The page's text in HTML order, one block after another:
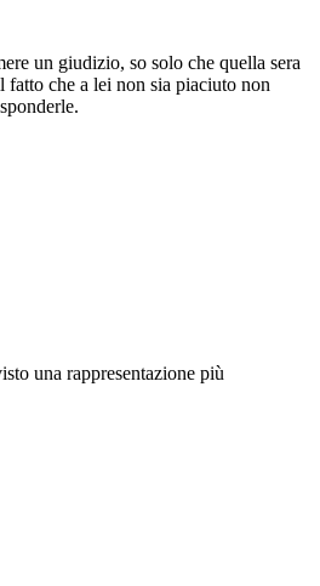
un giudizio, so solo che quella sera
fatto che a lei non sia piaciuto non
una rappresentazione più